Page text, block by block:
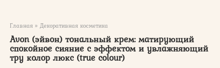
Главная » Декоративная косметика
Avon (эйвон) тональный крем: матирующий
спокойное сияние с эффектом и увлажняющий
тру колор люкс (true colour)